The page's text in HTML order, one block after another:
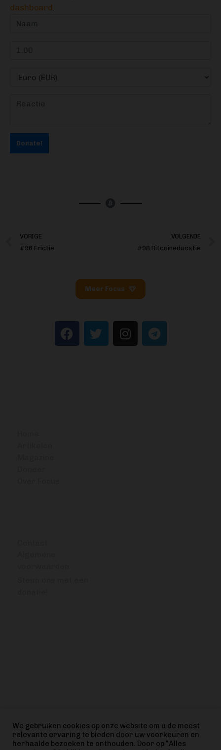
dashboard.
Donate!
VORIGE
#96 Frictie
VOLGENDE
#98 Bitcoineducatie
Meer Focus
We gebruiken cookies op onze website om u de meest
relevante ervaring te bieden door uw voorkeuren en
herhaalde bezoeken te onthouden. Door op "Alles